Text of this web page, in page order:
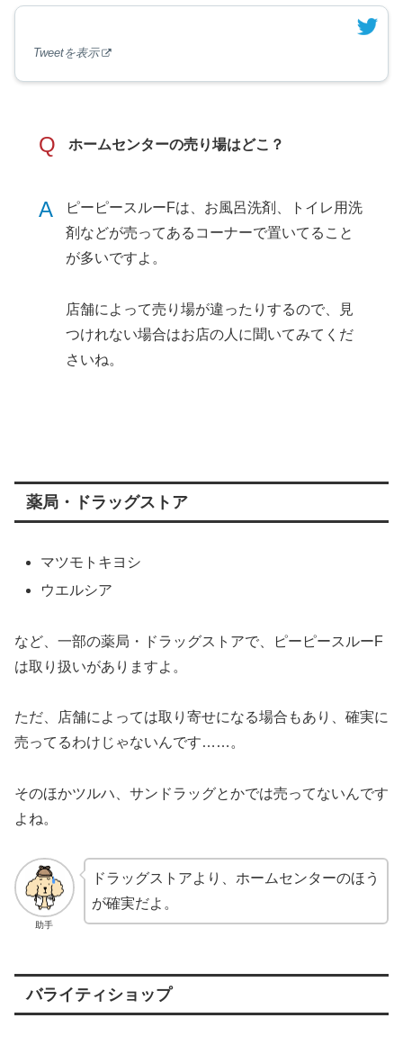
Tweetを表示
Q ホームセンターの売り場はどこ？
A
ピーピースルーFは、お風呂洗剤、トイレ用洗
剤などが売ってあるコーナーで置いてること
が多いですよ。
店舗によって売り場が違ったりするので、見
つけれない場合はお店の人に聞いてみてくだ
さいね。
薬局・ドラッグストア
マツモトキヨシ
ウエルシア
など、一部の薬局・ドラッグストアで、ピーピースルーF
は取り扱いがありますよ。
ただ、店舗によっては取り寄せになる場合もあり、確実に
売ってるわけじゃないんです……。
そのほかツルハ、サンドラッグとかでは売ってないんです
よね。
助手
ドラッグストアより、ホームセンターのほう
が確実だよ。
バライティショップ